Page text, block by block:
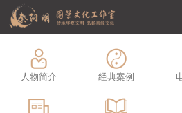
人物简介 经典案例